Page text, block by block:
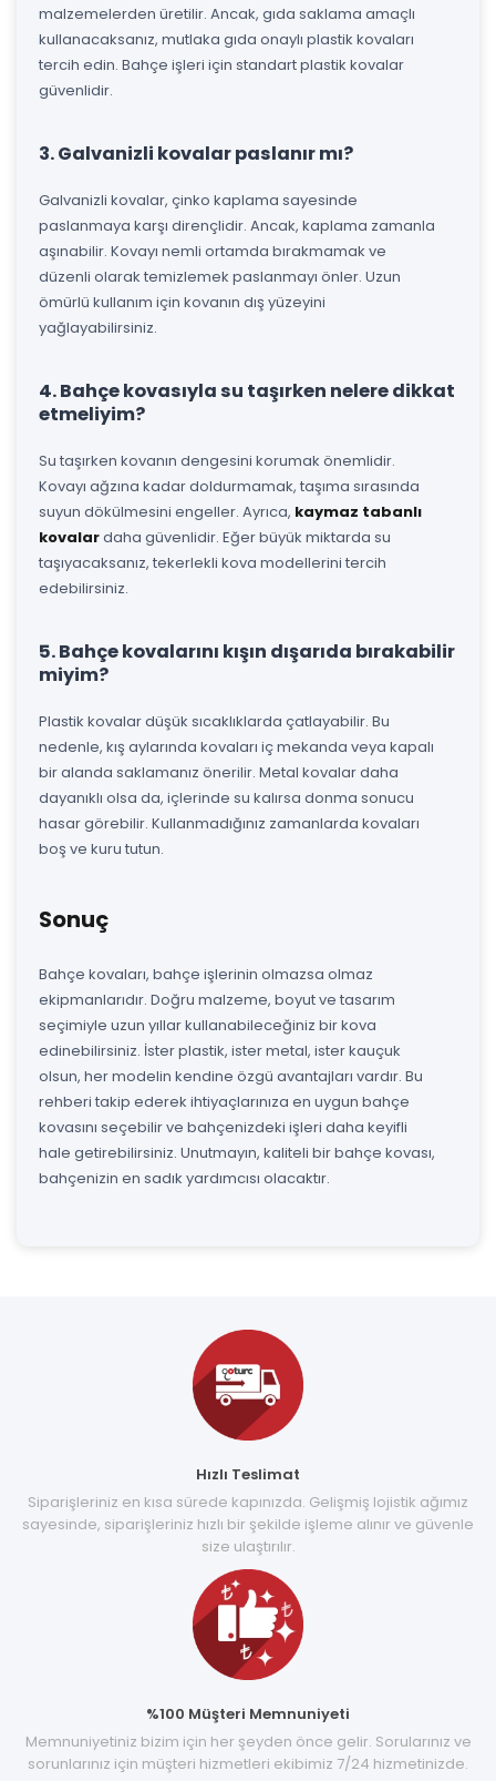
malzemelerden üretilir. Ancak, gıda saklama amaçlı
kullanacaksanız, mutlaka gıda onaylı plastik kovaları
tercih edin. Bahçe işleri için standart plastik kovalar
güvenlidir.
3. Galvanizli kovalar paslanır mı?
Galvanizli kovalar, çinko kaplama sayesinde
paslanmaya karşı dirençlidir. Ancak, kaplama zamanla
aşınabilir. Kovayı nemli ortamda bırakmamak ve
düzenli olarak temizlemek paslanmayı önler. Uzun
ömürlü kullanım için kovanın dış yüzeyini
yağlayabilirsiniz.
4. Bahçe kovasıyla su taşırken nelere dikkat
etmeliyim?
Su taşırken kovanın dengesini korumak önemlidir.
Kovayı ağzına kadar doldurmamak, taşıma sırasında
suyun dökülmesini engeller. Ayrıca, kaymaz tabanlı
kovalardaha güvenlidir. Eğer büyük miktarda su
taşıyacaksanız, tekerlekli kova modellerini tercih
edebilirsiniz.
5. Bahçe kovalarını kışın dışarıda bırakabilir
miyim?
Plastik kovalar düşük sıcaklıklarda çatlayabilir. Bu
nedenle, kış aylarında kovaları iç mekanda veya kapalı
bir alanda saklamanız önerilir. Metal kovalar daha
dayanıklı olsa da, içlerinde su kalırsa donma sonucu
hasar görebilir. Kullanmadığınız zamanlarda kovaları
boş ve kuru tutun.
Sonuç
Bahçe kovaları, bahçe işlerinin olmazsa olmaz
ekipmanlarıdır. Doğru malzeme, boyut ve tasarım
seçimiyle uzun yıllar kullanabileceğiniz bir kova
edinebilirsiniz. İster plastik, ister metal, ister kauçuk
olsun, her modelin kendine özgü avantajları vardır. Bu
rehberi takip ederek ihtiyaçlarınıza en uygun bahçe
kovasını seçebilir ve bahçenizdeki işleri daha keyifli
hale getirebilirsiniz. Unutmayın, kaliteli bir bahçe kovası,
bahçenizin en sadık yardımcısı olacaktır.
Hızlı Teslimat
Siparişleriniz en kısa sürede kapınızda. Gelişmiş lojistik ağımız
sayesinde, siparişleriniz hızlı bir şekilde işleme alınır ve güvenle
size ulaştırılır.
%100 Müşteri Memnuniyeti
Memnuniyetiniz bizim için her şeyden önce gelir. Sorularınız ve
sorunlarınız için müşteri hizmetleri ekibimiz 7/24 hizmetinizde.